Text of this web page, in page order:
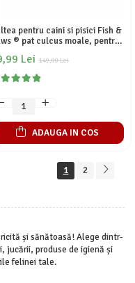
pentru caini si pisici Fish &
® pat culcus moale, pentru
model cu stelute,
61x46cm, Maro
149,00 Lei
Lei
ADAUGA IN COS
1 2
și sănătoasă! Alege dintr-
jucării, produse de igienă și
felinei tale.